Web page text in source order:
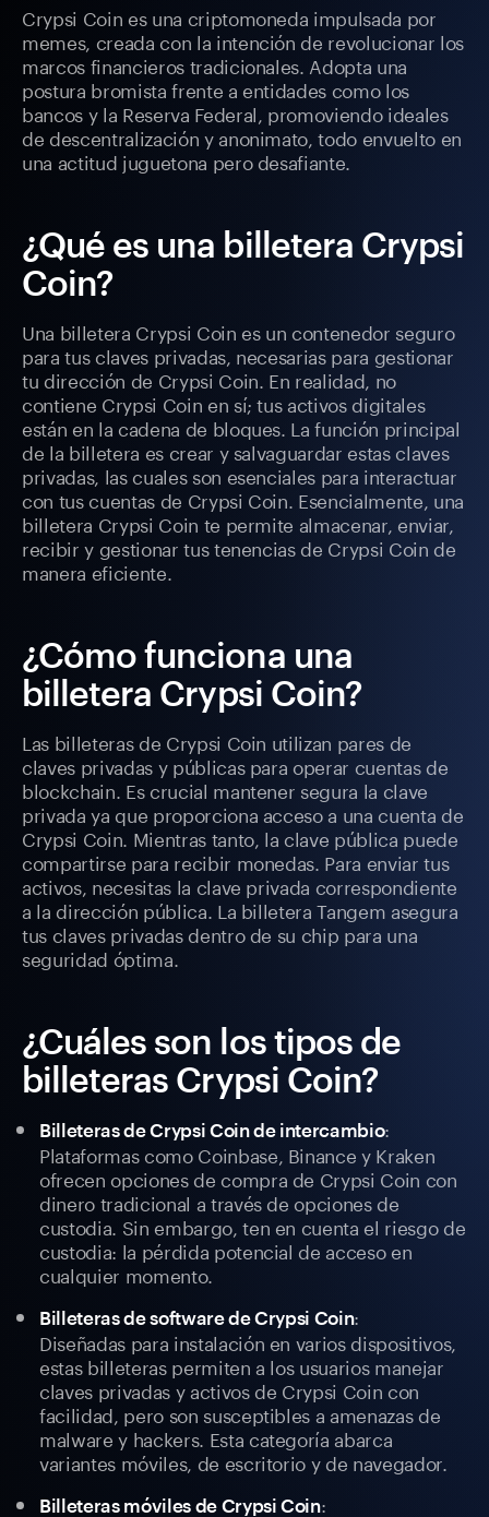
Crypsi Coin es una criptomoneda impulsada por
memes, creada con la intención de revolucionar los
marcos financieros tradicionales. Adopta una
postura bromista frente a entidades como los
bancos y la Reserva Federal, promoviendo ideales
de descentralización y anonimato, todo envuelto en
una actitud juguetona pero desafiante.
¿Qué es una billetera Crypsi
Coin?
Una billetera Crypsi Coin es un contenedor seguro
para tus claves privadas, necesarias para gestionar
tu dirección de Crypsi Coin. En realidad, no
contiene Crypsi Coin en sí; tus activos digitales
están en la cadena de bloques. La función principal
de la billetera es crear y salvaguardar estas claves
privadas, las cuales son esenciales para interactuar
con tus cuentas de Crypsi Coin. Esencialmente, una
billetera Crypsi Coin te permite almacenar, enviar,
recibir y gestionar tus tenencias de Crypsi Coin de
manera eficiente.
¿Cómo funciona una
billetera Crypsi Coin?
Las billeteras de Crypsi Coin utilizan pares de
claves privadas y públicas para operar cuentas de
blockchain. Es crucial mantener segura la clave
privada ya que proporciona acceso a una cuenta de
Crypsi Coin. Mientras tanto, la clave pública puede
compartirse para recibir monedas. Para enviar tus
activos, necesitas la clave privada correspondiente
a la dirección pública. La billetera Tangem asegura
tus claves privadas dentro de su chip para una
seguridad óptima.
¿Cuáles son los tipos de
billeteras Crypsi Coin?
Billeteras de Crypsi Coin de intercambio:
Plataformas como Coinbase, Binance y Kraken
ofrecen opciones de compra de Crypsi Coin con
dinero tradicional a través de opciones de
custodia. Sin embargo, ten en cuenta el riesgo de
custodia: la pérdida potencial de acceso en
cualquier momento.
Billeteras de software de Crypsi Coin:
Diseñadas para instalación en varios dispositivos,
estas billeteras permiten a los usuarios manejar
claves privadas y activos de Crypsi Coin con
facilidad, pero son susceptibles a amenazas de
malware y hackers. Esta categoría abarca
variantes móviles, de escritorio y de navegador.
Billeteras móviles de Crypsi Coin: